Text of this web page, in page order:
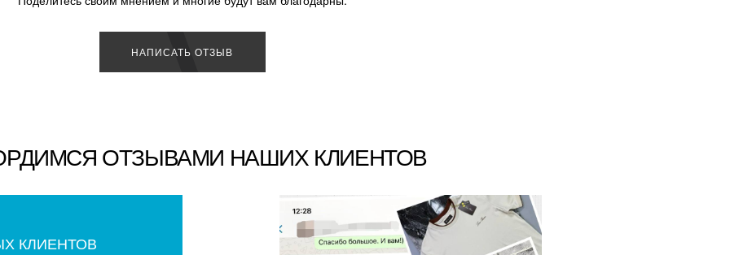
НАПИСАТЬ ОТЗЫВ
ОТЗЫВАМИ НАШИХ КЛИЕНТОВ
КЛИЕНТОВ